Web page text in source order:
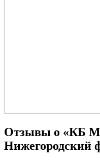
Отзывы о «КБ
Нижегородский